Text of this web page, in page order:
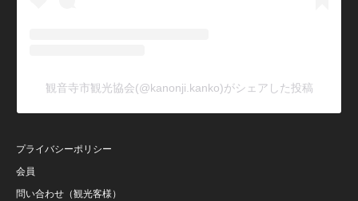
観音寺市観光協会(@kanonji.kanko)がシェアした投稿
プライバシーポリシー
会員
問い合わせ（観光客様）